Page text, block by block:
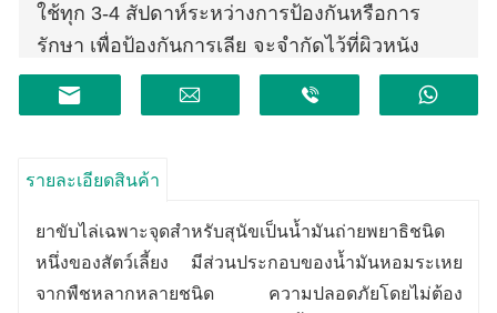
ใช้ทุก 3-4 สัปดาห์ระหว่างการป้องกันหรือการ
รักษา เพื่อป้องกันการเลีย จะจำกัดไว้ที่ผิวหนัง
บริเวณคอด้านหลังศีรษะของสุนัข และสามารถ
แบ่งออกเป็น 3 ถึง 4 หยด
รายละเอียดสินค้า
ยาขับไล่เฉพาะจุดสำหรับสุนัขเป็นน้ำมันถ่ายพยาธิชนิด
หนึ่งของสัตว์เลี้ยง มีส่วนประกอบของน้ำมันหอมระเหย
จากพืชหลากหลายชนิด ความปลอดภัยโดยไม่ต้อง